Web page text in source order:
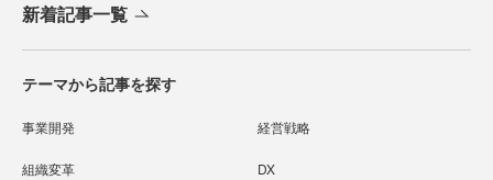
新着記事一覧
テーマから記事を探す
事業開発 経営戦略
組織変革 DX